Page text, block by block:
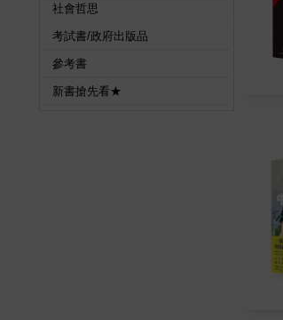
社會哲思
考試書/政府出版品
參考書
新書搶先看★